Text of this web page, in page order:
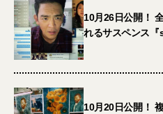
10月26日公開！
れるサスペンス『
10月20日公開！